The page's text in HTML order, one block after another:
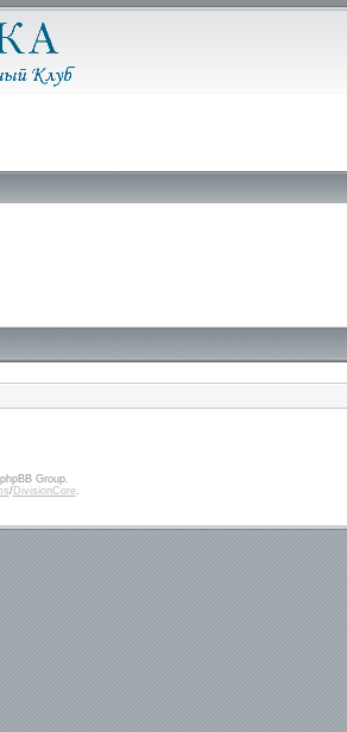
Group.
/DivisionCore.